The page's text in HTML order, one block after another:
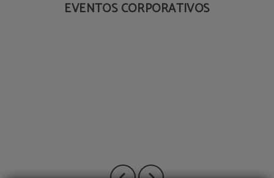
EVENTOS CORPORATIVOS